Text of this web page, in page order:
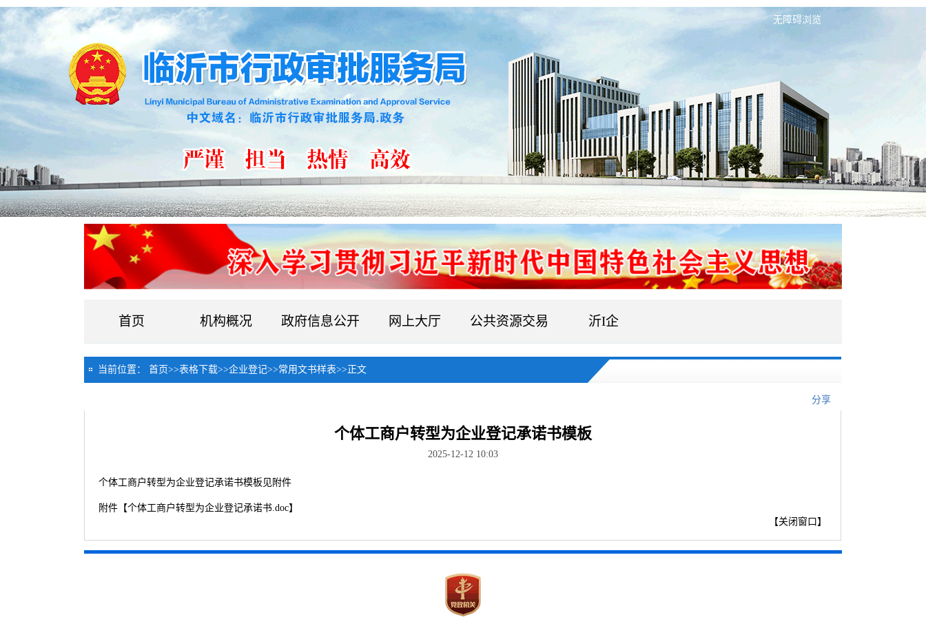
无障碍浏览
首页 机构概况 政府信息公开 网上大厅 公共资源交易 沂I企
当前位置： 首页>>表格下载>>企业登记>>常用文书样表>> 正文
分享
个体工商户转型为企业登记承诺书模板
2025-12-12 10:03
个体工商户转型为企业登记承诺书模板见附件
附件【个体工商户转型为企业登记承诺书.doc】
【关闭窗口 】